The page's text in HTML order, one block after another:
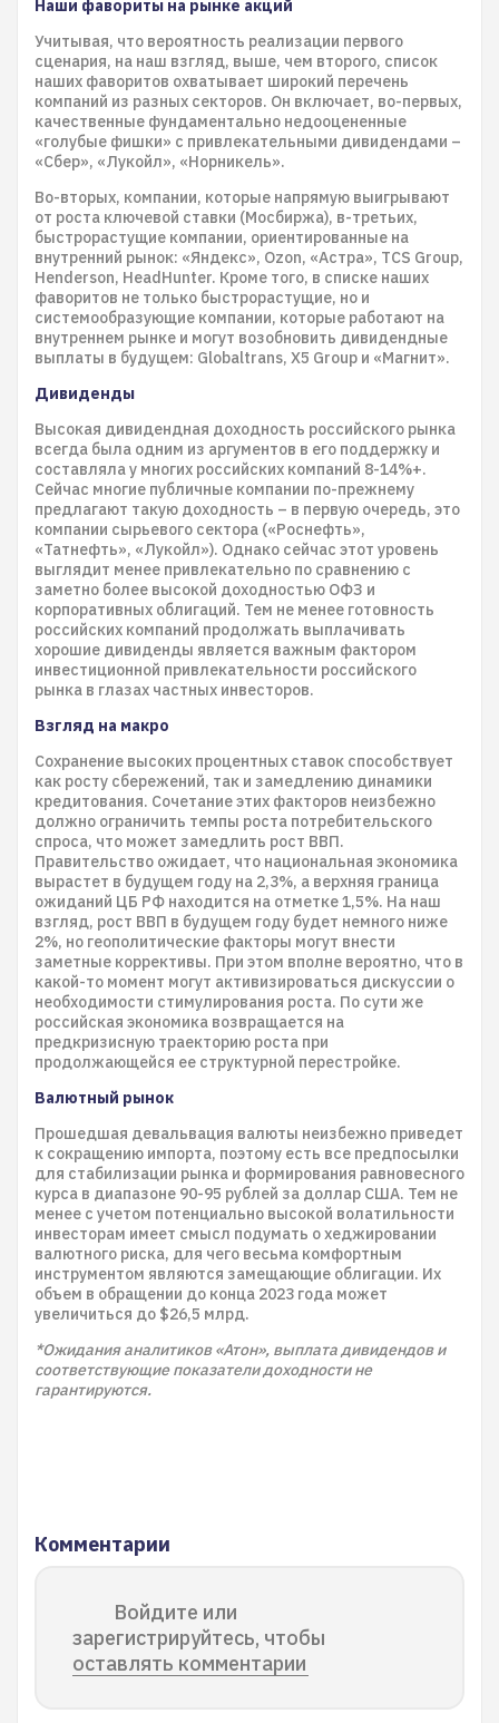
Наши фавориты на рынке акций
Учитывая, что вероятность реализации первого
сценария, на наш взгляд, выше, чем второго, список
наших фаворитов охватывает широкий перечень
компаний из разных секторов. Он включает, во-первых,
качественные фундаментально недооцененные
«голубые фишки» с привлекательными дивидендами –
«Сбер», «Лукойл», «Норникель».
Во-вторых, компании, которые напрямую выигрывают
от роста ключевой ставки (Мосбиржа), в-третьих,
быстрорастущие компании, ориентированные на
внутренний рынок: «Яндекс», Ozon, «Астра», TCS Group,
Henderson, HeadHunter. Кроме того, в списке наших
фаворитов не только быстрорастущие, но и
системообразующие компании, которые работают на
внутреннем рынке и могут возобновить дивидендные
выплаты в будущем: Globaltrans, Х5 Group и «Магнит».
Дивиденды
Высокая дивидендная доходность российского рынка
всегда была одним из аргументов в его поддержку и
составляла у многих российских компаний 8-14%+.
Сейчас многие публичные компании по-прежнему
предлагают такую доходность – в первую очередь, это
компании сырьевого сектора («Роснефть»,
«Татнефть», «Лукойл»). Однако сейчас этот уровень
выглядит менее привлекательно по сравнению с
заметно более высокой доходностью ОФЗ и
корпоративных облигаций. Тем не менее готовность
российских компаний продолжать выплачивать
хорошие дивиденды является важным фактором
инвестиционной привлекательности российского
рынка в глазах частных инвесторов.
Взгляд на макро
Сохранение высоких процентных ставок способствует
как росту сбережений, так и замедлению динамики
кредитования. Сочетание этих факторов неизбежно
должно ограничить темпы роста потребительского
спроса, что может замедлить рост ВВП.
Правительство ожидает, что национальная экономика
вырастет в будущем году на 2,3%, а верхняя граница
ожиданий ЦБ РФ находится на отметке 1,5%. На наш
взгляд, рост ВВП в будущем году будет немного ниже
2%, но геополитические факторы могут внести
заметные коррективы. При этом вполне вероятно, что в
какой-то момент могут активизироваться дискуссии о
необходимости стимулирования роста. По сути же
российская экономика возвращается на
предкризисную траекторию роста при
продолжающейся ее структурной перестройке.
Валютный рынок
Прошедшая девальвация валюты неизбежно приведет
к сокращению импорта, поэтому есть все предпосылки
для стабилизации рынка и формирования равновесного
курса в диапазоне 90-95 рублей за доллар США. Тем не
менее с учетом потенциально высокой волатильности
инвесторам имеет смысл подумать о хеджировании
валютного риска, для чего весьма комфортным
инструментом являются замещающие облигации. Их
объем в обращении до конца 2023 года может
увеличиться до $26,5 млрд.
*Ожидания аналитиков «Атон», выплата дивидендов и
соответствующие показатели доходности не
гарантируются.
Комментарии
Войдите или
зарегистрируйтесь, чтобы
оставлять комментарии